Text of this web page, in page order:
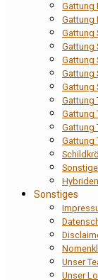
Gattung
Gattung
Gattung
Gattung
Gattung
Gattung
Gattung
Gattung
Gattung
Gattung
Gattung
Hybriden
Sonstiges
Unser
Unser